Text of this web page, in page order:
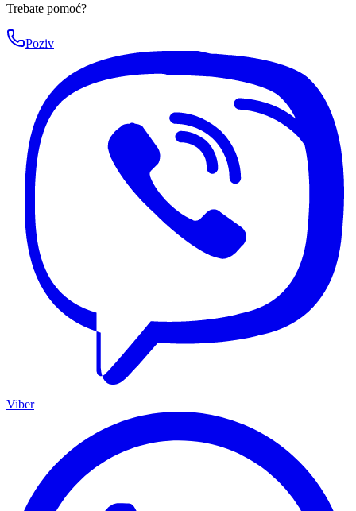
Trebate pomoć?
Poziv
Viber